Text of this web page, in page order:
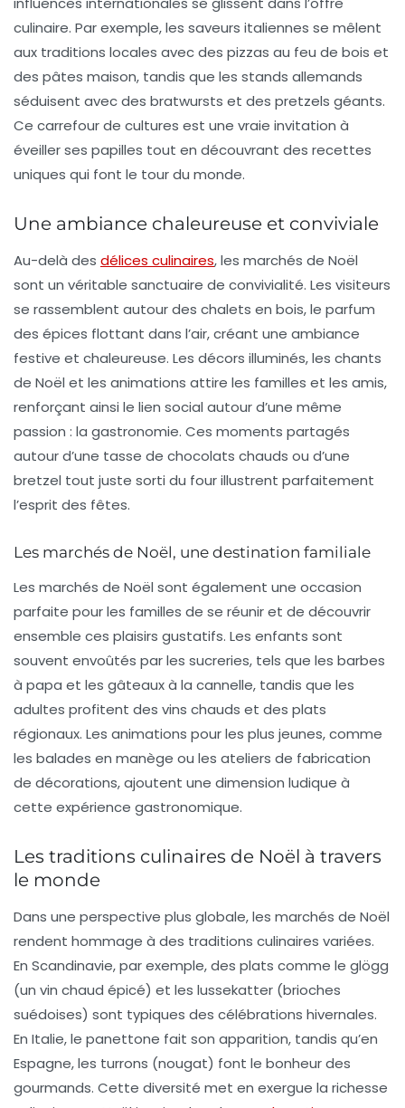
culinaire. Par exemple, les saveurs italiennes se mêlent
aux traditions locales avec des pizzas au feu de bois et
des pâtes maison, tandis que les stands allemands
séduisent avec des bratwursts et des pretzels géants.
Ce carrefour de cultures est une vraie invitation à
éveiller ses papilles tout en découvrant des recettes
uniques qui font le tour du monde.
Une ambiance chaleureuse et conviviale
Au-delà des délices culinaires, les marchés de Noël
sont un véritable sanctuaire de convivialité. Les visiteurs
se rassemblent autour des chalets en bois, le parfum
des épices flottant dans l’air, créant une ambiance
festive et chaleureuse. Les décors illuminés, les chants
de Noël et les animations attire les familles et les amis,
renforçant ainsi le lien social autour d’une même
passion : la gastronomie. Ces moments partagés
autour d’une tasse de chocolats chauds ou d’une
bretzel tout juste sorti du four illustrent parfaitement
l’esprit des fêtes.
Les marchés de Noël, une destination familiale
Les marchés de Noël sont également une occasion
parfaite pour les familles de se réunir et de découvrir
ensemble ces plaisirs gustatifs. Les enfants sont
souvent envoûtés par les sucreries, tels que les barbes
à papa et les gâteaux à la cannelle, tandis que les
adultes profitent des vins chauds et des plats
régionaux. Les animations pour les plus jeunes, comme
les balades en manège ou les ateliers de fabrication
de décorations, ajoutent une dimension ludique à
cette expérience gastronomique.
Les traditions culinaires de Noël à travers
le monde
Dans une perspective plus globale, les marchés de Noël
rendent hommage à des traditions culinaires variées.
En Scandinavie, par exemple, des plats comme le glögg
(un vin chaud épicé) et les lussekatter (brioches
suédoises) sont typiques des célébrations hivernales.
En Italie, le panettone fait son apparition, tandis qu’en
Espagne, les turrons (nougat) font le bonheur des
gourmands. Cette diversité met en exergue la richesse